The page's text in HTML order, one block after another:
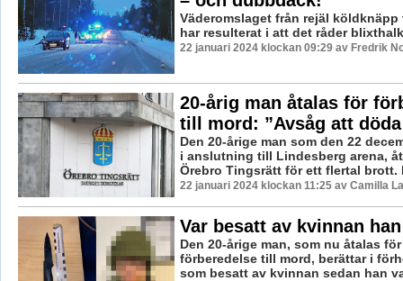
Väderomslaget från rejäl
har resulterat i att det råder
22 januari 2024 klockan 09:29 av Fredrik
20-årig man åtalas för
till mord: ”Avsåg att
Den 20-årige man som den 22
i anslutning till Lindesberg arena,
Örebro Tingsrätt för ett flertal brott.
22 januari 2024 klockan 11:25 av Camilla
Var besatt av kvinnan
Den 20-årige man, som nu åtalas
förberedelse till mord, berättar i
som besatt av kvinnan sedan han